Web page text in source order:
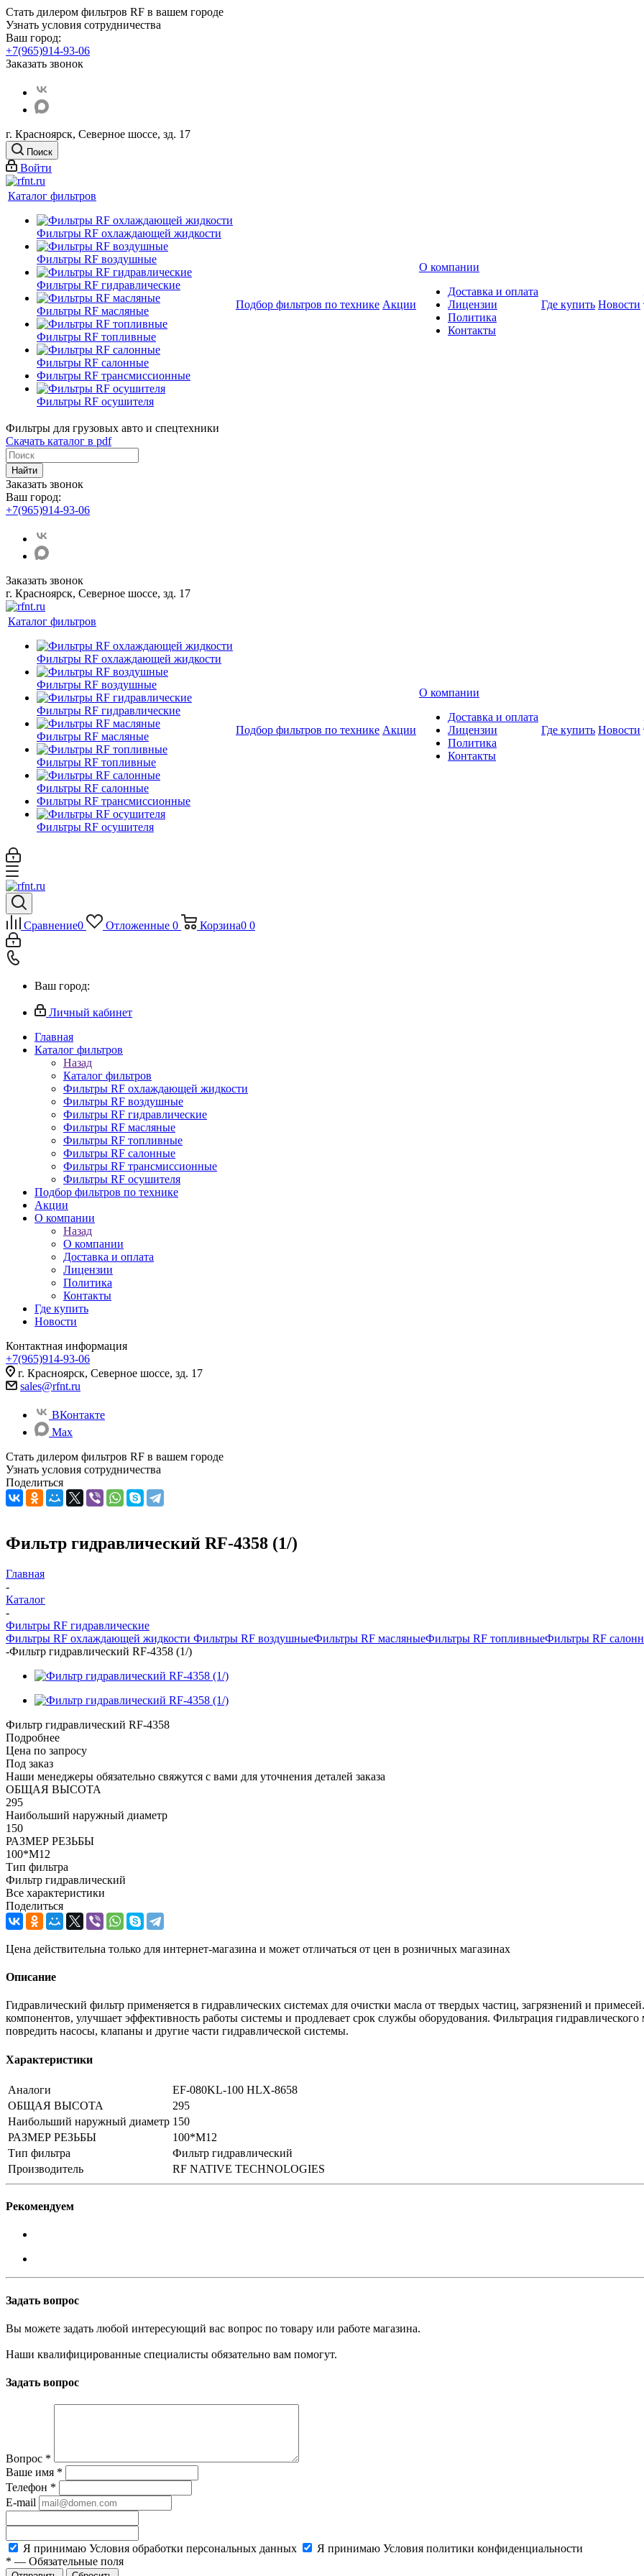
Стать дилером фильтров RF в вашем городе
Узнать условия сотрудничества
Ваш город:
+7(965)914-93-06
Заказать звонок
г. Красноярск, Северное шоссе, зд. 17
Поиск
Войти
Каталог фильтров
Фильтры RF охлаждающей жидкости
Фильтры RF воздушные
Фильтры RF гидравлические
Фильтры RF масляные
Фильтры RF топливные
Фильтры RF салонные
Фильтры RF трансмиссионные
Фильтры RF осушителя
Подбор фильтров по технике Акции
О компании
Доставка и оплата
Лицензии
Политика
Контакты
Где купить Новости
Фильтры для грузовых авто и спецтехники
Скачать каталог в pdf
Найти
Заказать звонок
Ваш город:
+7(965)914-93-06
Заказать звонок
г. Красноярск, Северное шоссе, зд. 17
Каталог фильтров
Фильтры RF охлаждающей жидкости
Фильтры RF воздушные
Фильтры RF гидравлические
Фильтры RF масляные
Фильтры RF топливные
Фильтры RF салонные
Фильтры RF трансмиссионные
Фильтры RF осушителя
Подбор фильтров по технике Акции
О компании
Доставка и оплата
Лицензии
Политика
Контакты
Где купить Новости
Сравнение0 Отложенные 0 Корзина0 0
Ваш город:
Личный кабинет
Главная
Каталог фильтров
Назад
Каталог фильтров
Фильтры RF охлаждающей жидкости
Фильтры RF воздушные
Фильтры RF гидравлические
Фильтры RF масляные
Фильтры RF топливные
Фильтры RF салонные
Фильтры RF трансмиссионные
Фильтры RF осушителя
Подбор фильтров по технике
Акции
О компании
Назад
О компании
Доставка и оплата
Лицензии
Политика
Контакты
Где купить
Новости
Контактная информация
+7(965)914-93-06
г. Красноярск, Северное шоссе, зд. 17
sales@rfnt.ru
ВКонтакте
Max
Стать дилером фильтров RF в вашем городе
Узнать условия сотрудничества
Поделиться
Фильтр гидравлический RF-4358 (1/)
Главная
-
Каталог
-
Фильтры RF гидравлические
Фильтры RF охлаждающей жидкости Фильтры RF воздушныеФильтры RF масляныеФильтры RF топливныеФильтры RF
-Фильтр гидравлический RF-4358 (1/)
Фильтр гидравлический RF-4358
Подробнее
Цена по запросу
Под заказ
Наши менеджеры обязательно свяжутся с вами для уточнения деталей заказа
ОБЩАЯ ВЫСОТА
295
Наибольший наружный диаметр
150
РАЗМЕР РЕЗЬБЫ
100*M12
Тип фильтра
Фильтр гидравлический
Все характеристики
Поделиться
Цена действительна только для интернет-магазина и может отличаться от цен в розничных магазинах
Описание
Гидравлический фильтр применяется в гидравлических системах для очистки масла от твердых частиц, загрязнений и
компонентов, улучшает эффективность работы системы и продлевает срок службы оборудования. Фильтрация
повредить насосы, клапаны и другие части гидравлической системы.
Характеристики
Аналоги
EF-080KL-100 HLX-8658
ОБЩАЯ ВЫСОТА
295
Наибольший наружный диаметр 150
РАЗМЕР РЕЗЬБЫ
100*M12
Тип фильтра
Фильтр гидравлический
Производитель
RF NATIVE TECHNOLOGIES
Рекомендуем
Задать вопрос
Вы можете задать любой интересующий вас вопрос по товару или работе магазина.
Наши квалифицированные специалисты обязательно вам помогут.
Задать вопрос
Вопрос *
Ваше имя *
Телефон *
E-mail
Я принимаю Условия обработки персональных данных Я принимаю Условия политики конфиденциальности
* — Обязательные поля